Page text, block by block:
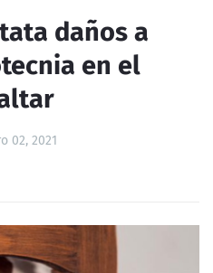
daños a
en el
02, 2021